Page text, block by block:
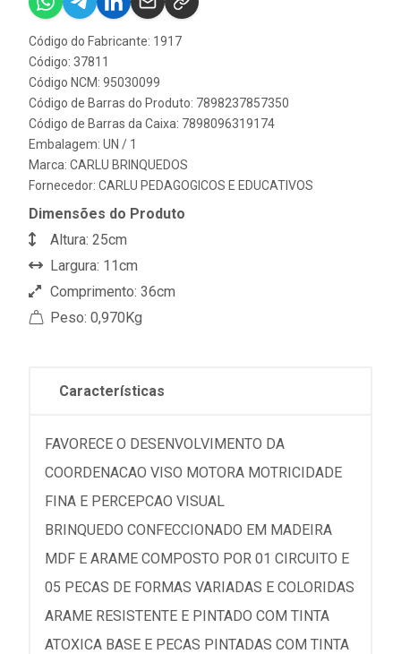
Código do Fabricante: 1917
Código: 37811
Código NCM: 95030099
Código de Barras do Produto: 7898237857350
Código de Barras da Caixa: 7898096319174
Embalagem: UN / 1
Marca: CARLU BRINQUEDOS
Fornecedor: CARLU PEDAGOGICOS E EDUCATIVOS
Dimensões do Produto
Altura: 25cm
Largura: 11cm
Comprimento: 36cm
Peso: 0,970Kg
Características
FAVORECE O DESENVOLVIMENTO DA
COORDENACAO VISO MOTORA MOTRICIDADE
FINA E PERCEPCAO VISUAL
BRINQUEDO CONFECCIONADO EM MADEIRA
MDF E ARAME COMPOSTO POR 01 CIRCUITO E
05 PECAS DE FORMAS VARIADAS E COLORIDAS
ARAME RESISTENTE E PINTADO COM TINTA
ATOXICA BASE E PECAS PINTADAS COM TINTA